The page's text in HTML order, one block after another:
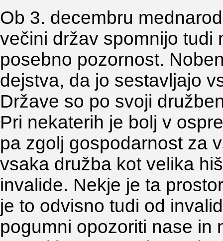
Ob 3. decembru
večini držav spomnijo tudi
posebno pozornost.
dejstva, da jo sestavljajo
Države so po svoji
Pri nekaterih je bolj v
pa zgolj gospodarnost za
vsaka družba kot velika
invalide. Nekje je ta
je to odvisno tudi od
pogumni opozoriti nase in